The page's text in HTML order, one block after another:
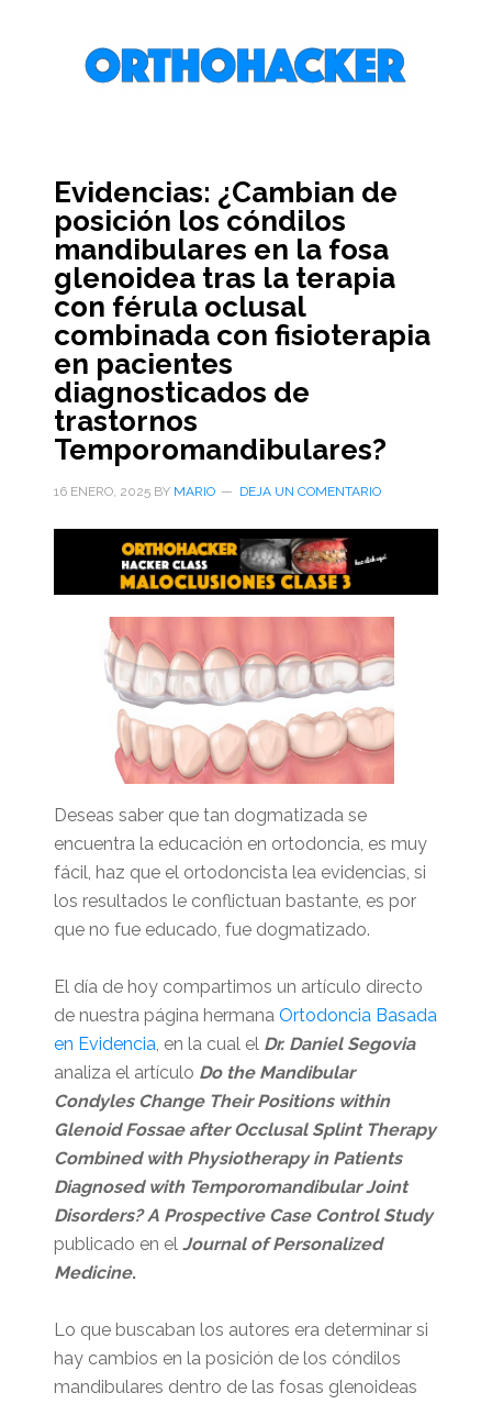
Evidencias: ¿Cambian de
posición los cóndilos
mandibulares en la fosa
glenoidea tras la terapia
con férula oclusal
combinada con fisioterapia
en pacientes
diagnosticados de
trastornos
Temporomandibulares?
16 ENERO, 2025BY MARIO DEJA UN COMENTARIO
Deseas saber que tan dogmatizada se
encuentra la educación en ortodoncia, es muy
fácil, haz que el ortodoncista lea evidencias, si
los resultados le conflictuan bastante, es por
que no fue educado, fue dogmatizado.
El día de hoy compartimos un artículo directo
de nuestra página hermana Ortodoncia Basada
en Evidencia , en la cual el Dr. Daniel Segovia
analiza el artículo Do the Mandibular
Condyles Change Their Positions within
Glenoid Fossae after Occlusal Splint Therapy
Combined with Physiotherapy in Patients
Diagnosed with Temporomandibular Joint
Disorders? A Prospective Case Control Study
publicado en el Journal of Personalized
Medicine.
Lo que buscaban los autores era determinar si
hay cambios en la posición de los cóndilos
mandibulares dentro de las fosas glenoideas